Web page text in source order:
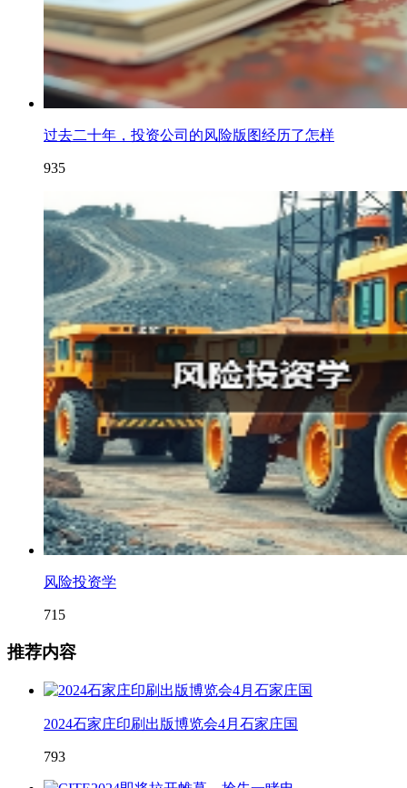
过去二十年，投资公司的风险版图经历了怎样
935
风险投资学
715
推荐内容
2024石家庄印刷出版博览会4月石家庄国
793